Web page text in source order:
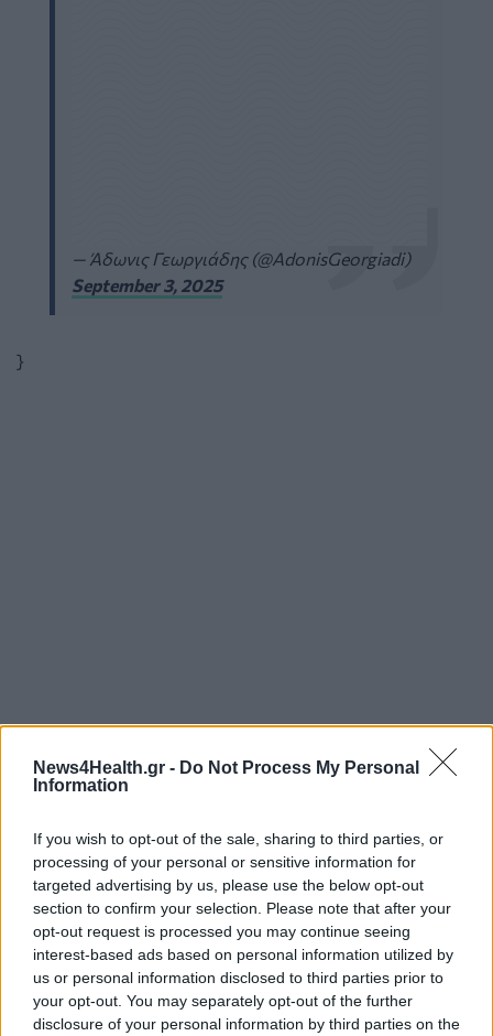
News4Health.gr - Do Not Process My Personal
Information
If you wish to opt-out of the sale, sharing to third parties, or
processing of your personal or sensitive information for
targeted advertising by us, please use the below opt-out
section to confirm your selection. Please note that after your
opt-out request is processed you may continue seeing
interest-based ads based on personal information utilized by
us or personal information disclosed to third parties prior to
your opt-out. You may separately opt-out of the further
disclosure of your personal information by third parties on the
— Άδωνις Γεωργιάδης (@AdonisGeorgiadi)
September 3, 2025
}